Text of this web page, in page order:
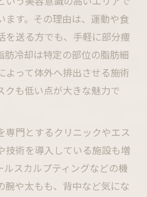
新美容法を徹底リサーチ
冷却活用術
せを叶える秘訣を解説
位別おすすめポイント
で賢くお得に通う方法
が注目される理由
ます。その理由は、運動や食
を送る方でも、手軽に部分痩
冷却は特定の部位の脂肪細
よって体外へ排出させる施術
クも低い点が大きな魅力で
専門とするクリニックやエス
技術を導入している施設も増
ルスカルプティングなどの機
腕や太もも、背中など気にな